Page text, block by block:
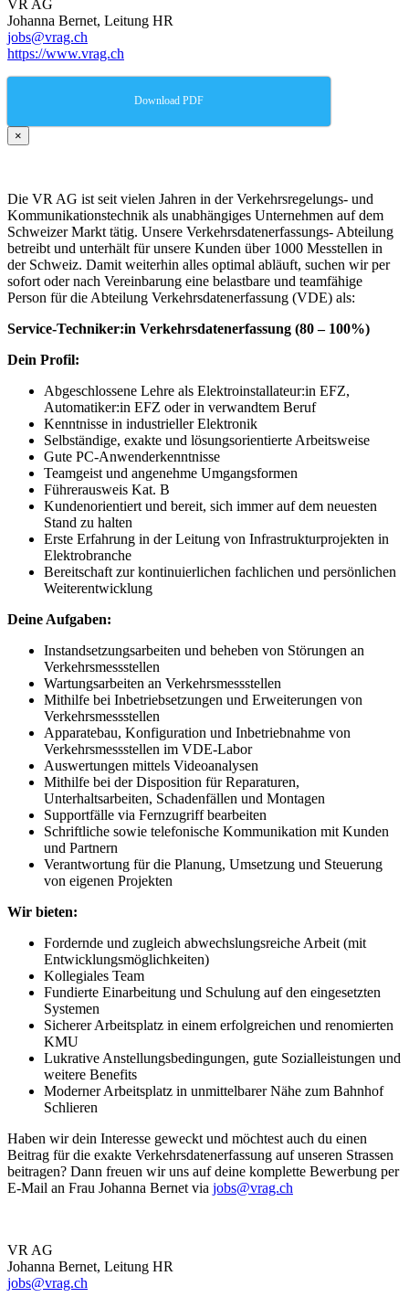
VR AG
Johanna Bernet, Leitung HR
jobs@vrag.ch
https://www.vrag.ch
Download PDF
×
Die VR AG ist seit vielen Jahren in der Verkehrsregelungs- und
Kommunikationstechnik als unabhängiges Unternehmen auf dem
Schweizer Markt tätig. Unsere Verkehrsdatenerfassungs- Abteilung
betreibt und unterhält für unsere Kunden über 1000 Messtellen in
der Schweiz. Damit weiterhin alles optimal abläuft, suchen wir per
sofort oder nach Vereinbarung eine belastbare und teamfähige
Person für die Abteilung Verkehrsdatenerfassung (VDE) als:
Service-Techniker:in Verkehrsdatenerfassung (80 – 100%)
Dein Profil:
Abgeschlossene Lehre als Elektroinstallateur:in EFZ,
Automatiker:in EFZ oder in verwandtem Beruf
Kenntnisse in industrieller Elektronik
Selbständige, exakte und lösungsorientierte Arbeitsweise
Gute PC-Anwenderkenntnisse
Teamgeist und angenehme Umgangsformen
Führerausweis Kat. B
Kundenorientiert und bereit, sich immer auf dem neuesten
Stand zu halten
Erste Erfahrung in der Leitung von Infrastrukturprojekten in
Elektrobranche
Bereitschaft zur kontinuierlichen fachlichen und persönlichen
Weiterentwicklung
Deine Aufgaben:
Instandsetzungsarbeiten und beheben von Störungen an
Verkehrsmessstellen
Wartungsarbeiten an Verkehrsmessstellen
Mithilfe bei Inbetriebsetzungen und Erweiterungen von
Verkehrsmessstellen
Apparatebau, Konfiguration und Inbetriebnahme von
Verkehrsmessstellen im VDE-Labor
Auswertungen mittels Videoanalysen
Mithilfe bei der Disposition für Reparaturen,
Unterhaltsarbeiten, Schadenfällen und Montagen
Supportfälle via Fernzugriff bearbeiten
Schriftliche sowie telefonische Kommunikation mit Kunden
und Partnern
Verantwortung für die Planung, Umsetzung und Steuerung
von eigenen Projekten
Wir bieten:
Fordernde und zugleich abwechslungsreiche Arbeit (mit
Entwicklungsmöglichkeiten)
Kollegiales Team
Fundierte Einarbeitung und Schulung auf den eingesetzten
Systemen
Sicherer Arbeitsplatz in einem erfolgreichen und renomierten
KMU
Lukrative Anstellungsbedingungen, gute Sozialleistungen und
weitere Benefits
Moderner Arbeitsplatz in unmittelbarer Nähe zum Bahnhof
Schlieren
Haben wir dein Interesse geweckt und möchtest auch du einen
Beitrag für die exakte Verkehrsdatenerfassung auf unseren Strassen
beitragen? Dann freuen wir uns auf deine komplette Bewerbung per
E-Mail an Frau Johanna Bernet via jobs@vrag.ch
VR AG
Johanna Bernet, Leitung HR
jobs@vrag.ch